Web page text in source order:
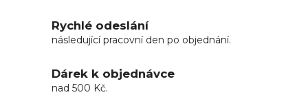
Rychlé odeslání
následující pracovní den po objednání.
Dárek k objednávce
nad 500 Kč.